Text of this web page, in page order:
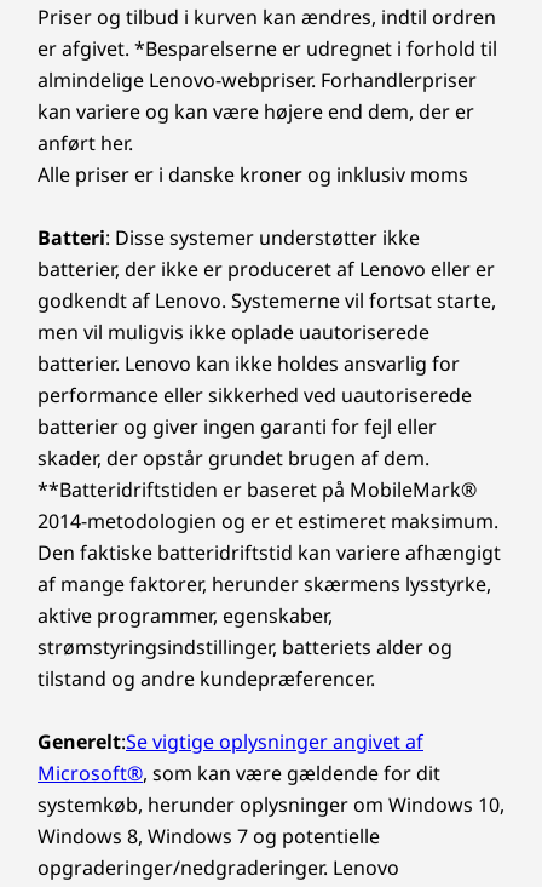
Priser og tilbud i kurven kan ændres, indtil ordren
er afgivet. *Besparelserne er udregnet i forhold til
almindelige Lenovo-webpriser. Forhandlerpriser
kan variere og kan være højere end dem, der er
anført her.
Alle priser er i danske kroner og inklusiv moms
Batteri: Disse systemer understøtter ikke
batterier, der ikke er produceret af Lenovo eller er
godkendt af Lenovo. Systemerne vil fortsat starte,
men vil muligvis ikke oplade uautoriserede
batterier. Lenovo kan ikke holdes ansvarlig for
performance eller sikkerhed ved uautoriserede
batterier og giver ingen garanti for fejl eller
skader, der opstår grundet brugen af dem.
**Batteridriftstiden er baseret på MobileMark®
2014-metodologien og er et estimeret maksimum.
Den faktiske batteridriftstid kan variere afhængigt
af mange faktorer, herunder skærmens lysstyrke,
aktive programmer, egenskaber,
strømstyringsindstillinger, batteriets alder og
tilstand og andre kundepræferencer.
Generelt:Se vigtige oplysninger angivet af
Microsoft®, som kan være gældende for dit
systemkøb, herunder oplysninger om Windows 10,
Windows 8, Windows 7 og potentielle
opgraderinger/nedgraderinger. Lenovo